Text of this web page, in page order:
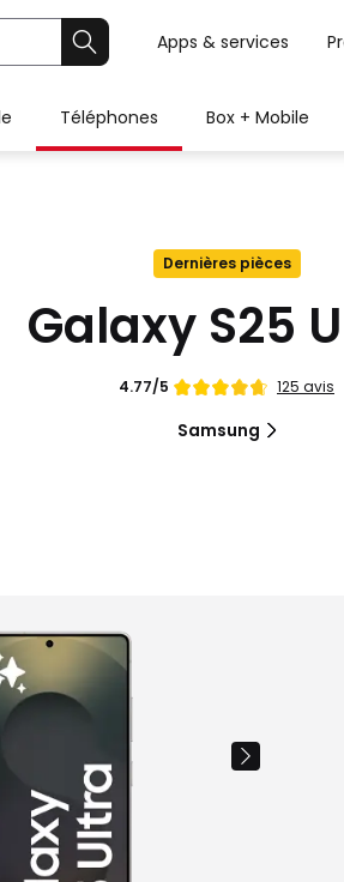
Apps & services
Téléphones Box + Mobile
Dernières pièces
Galaxy S25
Note
4.77/5 125 avis
Samsung